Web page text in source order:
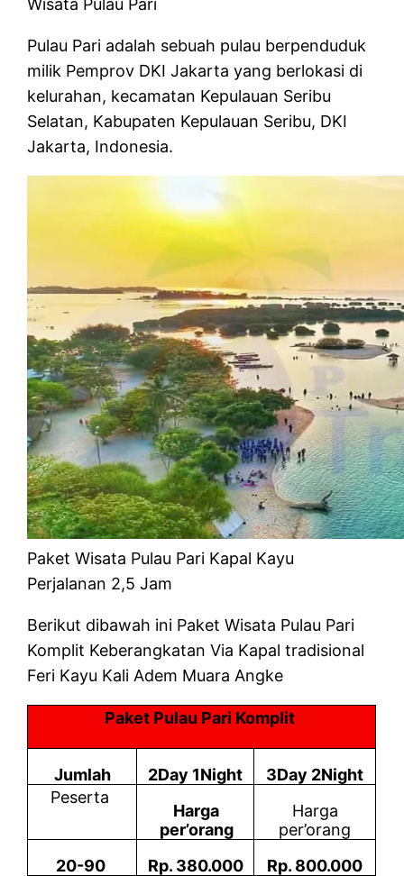
Wisata Pulau Pari
Pulau Pari adalah sebuah pulau berpenduduk
milik Pemprov DKI Jakarta yang berlokasi di
kelurahan, kecamatan Kepulauan Seribu
Selatan, Kabupaten Kepulauan Seribu, DKI
Jakarta, Indonesia.
Paket Wisata Pulau Pari Kapal Kayu
Perjalanan 2,5 Jam
Berikut dibawah ini Paket Wisata Pulau Pari
Komplit Keberangkatan Via Kapal tradisional
Feri Kayu Kali Adem Muara Angke
Paket Pulau Pari Komplit
Jumlah 2Day 1Night
3Day 2Night
Peserta
Harga
per’orang
Harga
per’orang
20-90
Rp. 380.000
Rp. 800.000